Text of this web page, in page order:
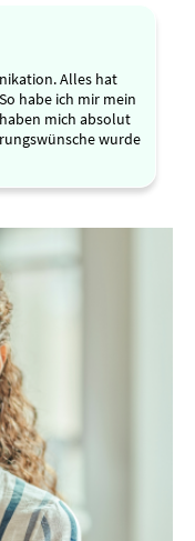
Alles hat
habe ich mir mein
mich absolut
wurde